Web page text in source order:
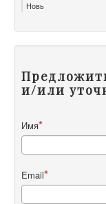
Новь
и/или
Имя
Email